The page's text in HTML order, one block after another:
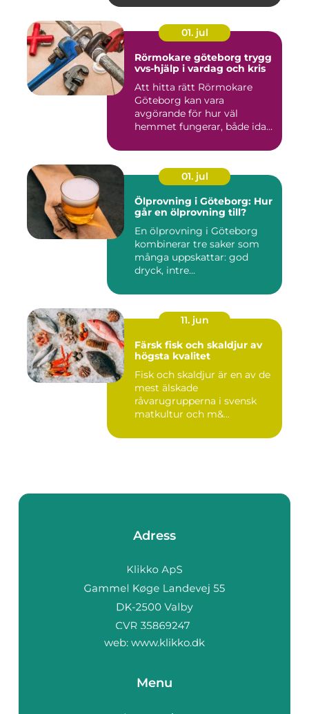
01. jul
Rörmokare göteborg trygg
vvs-hjälp i vardag och kris
Att hitta rätt Rörmokare
Göteborg kan vara
avgörande för hur väl
hemmet fungerar, både idag
01. jul
Ölprovning i Göteborg: Hur
går en ölprovning till?
En ölprovning i Göteborg
kombinerar tre saker som
många uppskattar: god
dryck, intre...
11. jun
Färsk fisk och skaldjur av
högsta kvalitet
Fisk och skaldjur är en av de
mest älskade
råvarugrupperna i svensk
matkultur och m&...
Adress
web: www.klikko.dk
Menu